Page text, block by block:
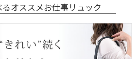
オススメお仕事リュック